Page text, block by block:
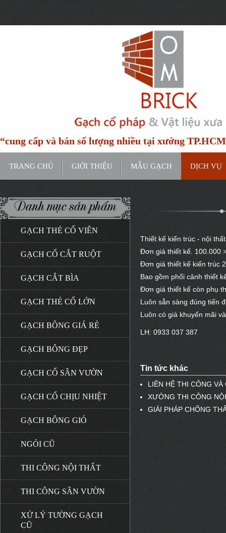
“cung cấp và bán số lượng nhiều tại xưởng
TRANG CHỦ GIỚI THIỆU MẪU GẠCH DỊCH VỤ
Danh mục sản phẩm
GẠCH THẺ CỔ VIÊN
GẠCH CỔ CẮT RUỘT
GẠCH CẮT BÌA
GẠCH THẺ CỔ LỚN
GẠCH BÔNG GIÁ RẺ
GẠCH BÔNG ĐẸP
GẠCH CỔ SÂN VƯỜN
GẠCH CỔ CHỊU NHIỆT
GẠCH BÔNG GIÓ
NGÓI CŨ
THI CÔNG NỘI THẤT
THI CÔNG SÂN VƯỜN
XỬ LÝ TƯỜNG GẠCH
CŨ
Thiết kế kiến trúc - nội
Đơn giá thiết kế. 100.000
Đơn giá thiết kế kiến trúc
Bao gồm phối cảnh thiết
Đơn giá thiết kế còn phụ
Luôn sẳn sàng đúng tiến
Luôn có giá khuyến mãi
LH: 0933 037 387
Tin tức khác
LIÊN HỆ THI CÔNG
XƯỞNG THI CÔNG
GIẢI PHÁP CHỐNG